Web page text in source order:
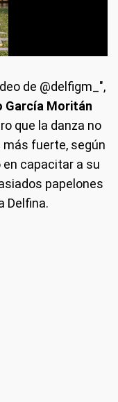
de @delfigm_",
García Moritán
que la danza no
más fuerte, según
en capacitar a su
papelones
Delfina.